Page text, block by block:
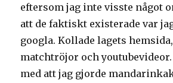
eftersom jag inte visste något
att de faktiskt existerade var
googla. Kollade lagets
matchtröjor och youtubevideor.
med att jag gjorde